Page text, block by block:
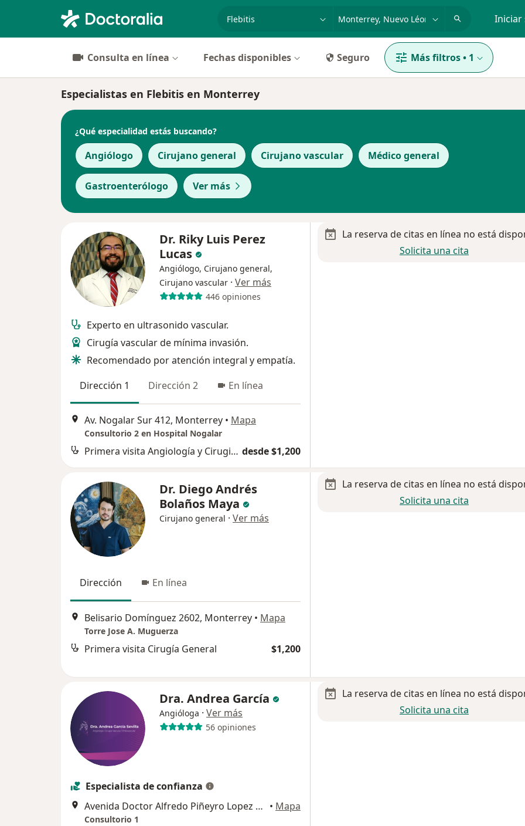
Iniciar
Consulta en línea Fechas disponibles Seguro Más filtros• 1
Especialistas en Flebitis en Monterrey
¿Qué especialidad estás buscando?
Angiólogo Cirujano general Cirujano vascular Médico general
Gastroenterólogo Ver más
Dr. Riky Luis Perez
Lucas
Angiólogo, Cirujano general,
Cirujano vascular · Ver más
446 opiniones
Experto en ultrasonido vascular.
Cirugía vascular de mínima invasión.
Recomendado por atención integral y empatía.
Dirección 1
Dirección 2 En línea
Av. Nogalar Sur 412, Monterrey • Mapa
Consultorio 2 en Hospital Nogalar
Primera visita Angiología y Cirugia Vascular desde $1,200
La reserva de citas en línea no está
Solicita una cita
Dr. Diego Andrés
Bolaños Maya
Cirujano general · Ver más
Dirección En línea
Belisario Domínguez 2602, Monterrey • Mapa
Torre Jose A. Muguerza
Primera visita Cirugía General $1,200
La reserva de citas en línea no está
Solicita una cita
Dra. Andrea García
Angióloga · Ver más
56 opiniones
Especialista de confianza
Avenida Doctor Alfredo Piñeyro Lopez 1008, mitras sur, Monterrey • Mapa
Consultorio 1
La reserva de citas en línea no está
Solicita una cita